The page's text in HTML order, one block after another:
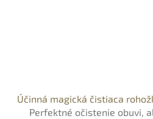
Účinná magická čistiaca
Perfektné očistenie obuvi,